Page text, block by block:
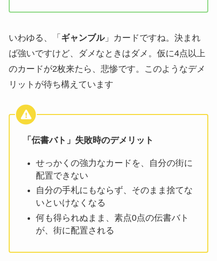
いわゆる、「 ギャンブル」カードですね。決まれ
ば強いですけど、ダメなときはダメ。仮に4点以上
のカードが2枚来たら、悲惨です。このようなデメ
リットが待ち構えています
「伝書バト」失敗時のデメリット
せっかくの強力なカードを、自分の街に
配置できない
自分の手札にもならず、そのまま捨てな
いといけなくなる
何も得られぬまま、素点0点の伝書バト
が、街に配置される